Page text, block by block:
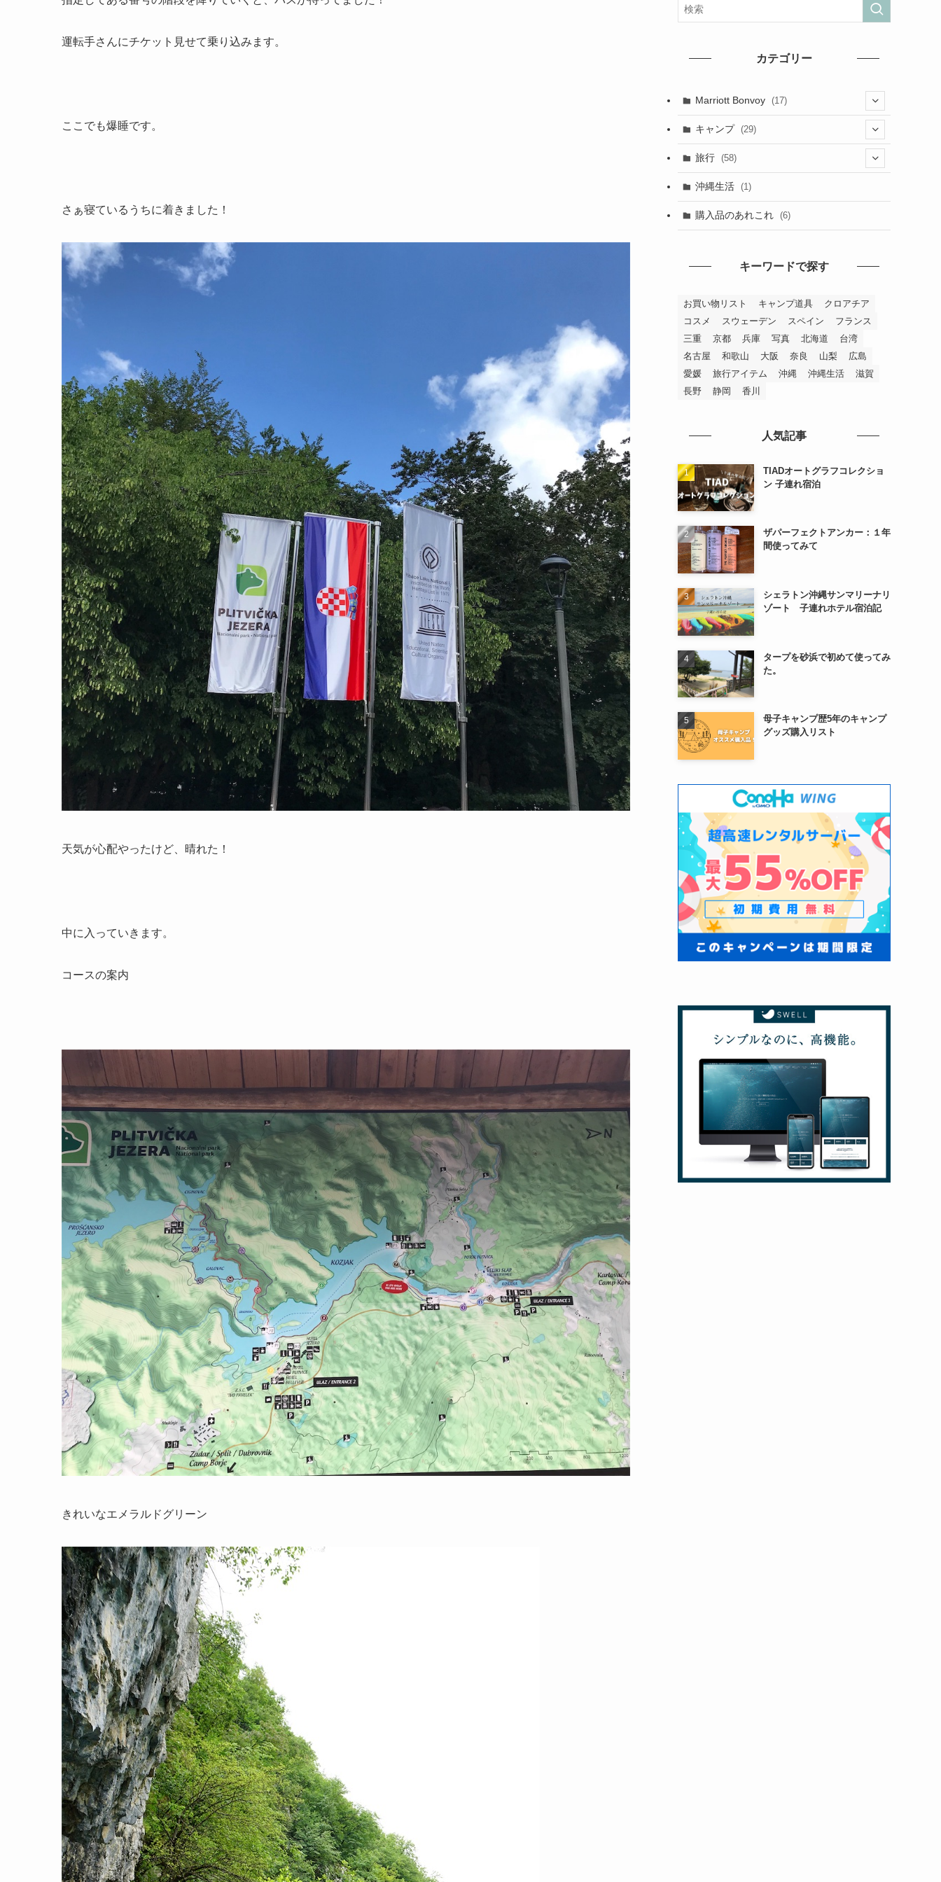
運転手さんにチケット見せて乗り込みます。
ここでも爆睡です。
さぁ寝ているうちに着きました！
天気が心配やったけど、晴れた！
中に入っていきます。
コースの案内
きれいなエメラルドグリーン
カテゴリー
Marriott Bonvoy (17)
(2)
(1)
(2)
(2)
(2)
キャンプ (29)
旅行 (58)
(29)
(4) (2)
(6)
(2)
(2)
(10)
沖縄生活 (1)
購入品のあれこれ (6)
キーワードで探す
お買い物リスト キャンプ道具
クロアチア
コスメ
スウェーデン スペイン
フランス
三重
京都 兵庫 写真 北海道
台湾
名古屋
和歌山 大阪 奈良 山梨
広島
愛媛
旅行アイテム 沖縄 沖縄生活
滋賀
長野
静岡 香川
人気記事
TIADオートグラフコレクショ
ン 子連れ宿泊
ザパーフェクトアンカー：１年
間使ってみて
シェラトン沖縄サンマリーナリ
ゾート 子連れホテル宿泊記
タープを砂浜で初めて使ってみ
た。
母子キャンプ歴5年のキャンプ
グッズ購入リスト